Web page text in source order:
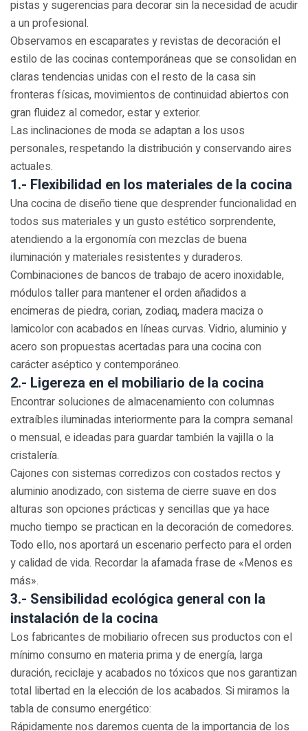
pistas y sugerencias para decorar sin la necesidad de acudir
a un profesional.
Observamos en escaparates y revistas de decoración el
estilo de las cocinas contemporáneas que se consolidan en
claras tendencias unidas con el resto de la casa sin
fronteras físicas, movimientos de continuidad abiertos con
gran fluidez al comedor, estar y exterior.
Las inclinaciones de moda se adaptan a los usos
personales, respetando la distribución y conservando aires
actuales.
1.- Flexibilidad en los materiales de la cocina
Una cocina de diseño tiene que desprender funcionalidad en
todos sus materiales y un gusto estético sorprendente,
atendiendo a la ergonomía con mezclas de buena
iluminación y materiales resistentes y duraderos.
Combinaciones de bancos de trabajo de acero inoxidable,
módulos taller para mantener el orden añadidos a
encimeras de piedra, corian, zodiaq, madera maciza o
lamicolor con acabados en líneas curvas. Vidrio, aluminio y
acero son propuestas acertadas para una cocina con
carácter aséptico y contemporáneo.
2.- Ligereza en el mobiliario de la cocina
Encontrar soluciones de almacenamiento con columnas
extraíbles iluminadas interiormente para la compra semanal
o mensual, e ideadas para guardar también la vajilla o la
cristalería.
Cajones con sistemas corredizos con costados rectos y
aluminio anodizado, con sistema de cierre suave en dos
alturas son opciones prácticas y sencillas que ya hace
mucho tiempo se practican en la decoración de comedores.
Todo ello, nos aportará un escenario perfecto para el orden
y calidad de vida. Recordar la afamada frase de «Menos es
más».
3.- Sensibilidad ecológica general con la
instalación de la cocina
Los fabricantes de mobiliario ofrecen sus productos con el
mínimo consumo en materia prima y de energía, larga
duración, reciclaje y acabados no tóxicos que nos garantizan
total libertad en la elección de los acabados. Si miramos la
tabla de consumo energético:
Rápidamente nos daremos cuenta de la importancia de los